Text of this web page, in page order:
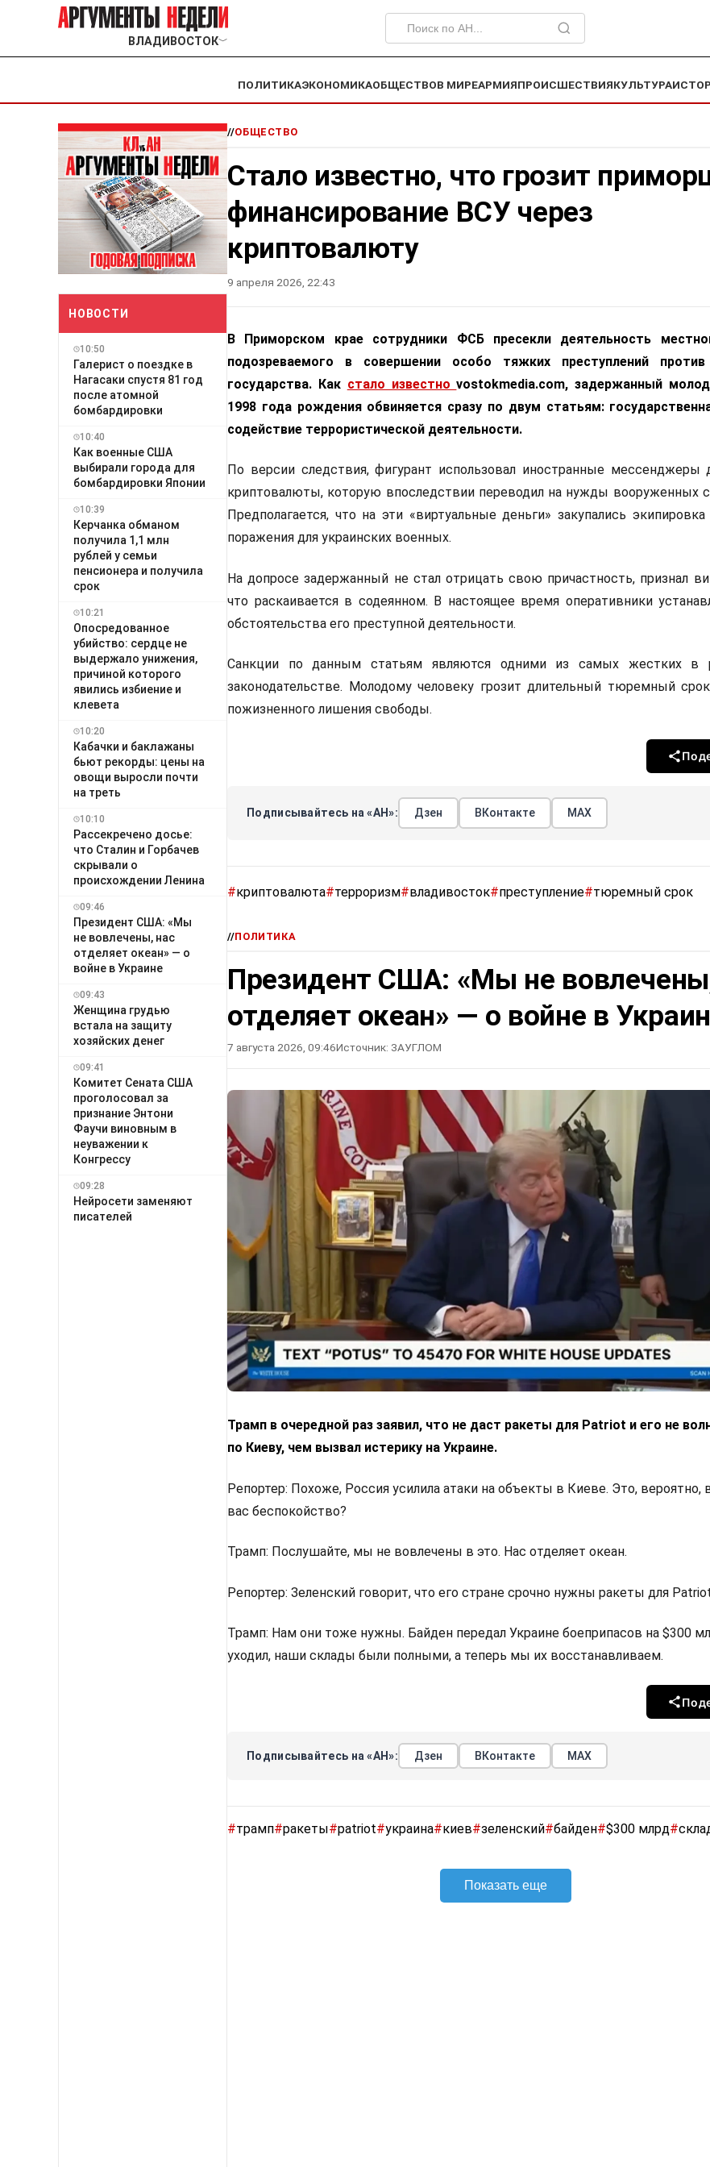
ВЛАДИВОСТОК﹀
ПОЛИТИКАЭКОНОМИКАОБЩЕСТВОВ МИРЕАРМИЯПРОИСШЕСТВИЯКУЛЬТУРА
НОВОСТИ
10:50
Галерист о поездке в
Нагасаки спустя 81 год
после атомной
бомбардировки
10:40
Как военные США
выбирали города для
бомбардировки Японии
10:39
Керчанка обманом
получила 1,1 млн
рублей у семьи
пенсионера и получила
срок
10:21
Опосредованное
убийство: сердце не
выдержало унижения,
причиной которого
явились избиение и
клевета
10:20
Кабачки и баклажаны
бьют рекорды: цены на
овощи выросли почти
на треть
10:10
Рассекречено досье:
что Сталин и Горбачев
скрывали о
происхождении Ленина
09:46
Президент США: «Мы
не вовлечены, нас
отделяет океан» — о
войне в Украине
09:43
Женщина грудью
встала на защиту
хозяйских денег
09:41
Комитет Сената США
проголосовал за
признание Энтони
Фаучи виновным в
неуважении к
Конгрессу
09:28
Нейросети заменяют
писателей
//ОБЩЕСТВО
Стало известно, что грозит
финансирование ВСУ через
криптовалюту
9 апреля 2026, 22:43
В Приморском крае сотрудники ФСБ пресекли деятельность
подозреваемого в совершении особо тяжких преступлений против
государства. Как стало известноvostokmedia.com, задержанный
1998 года рождения обвиняется сразу по двум статьям:
содействие террористической деятельности.
По версии следствия, фигурант использовал иностранные мессенджеры
криптовалюты, которую впоследствии переводил на нужды вооруженных
Предполагается, что на эти «виртуальные деньги» закупались
поражения для украинских военных.
На допросе задержанный не стал отрицать свою причастность, признал
что раскаивается в содеянном. В настоящее время оперативники
обстоятельства его преступной деятельности.
Санкции по данным статьям являются одними из самых жестких в
законодательстве. Молодому человеку грозит длительный тюремный
пожизненного лишения свободы.
Подписывайтесь на «АН»: Дзен ВКонтакте МАХ
#криптовалюта#терроризм#владивосток#преступление#тюремный срок
//ПОЛИТИКА
Президент США: «Мы не
отделяет океан» — о войне в
7 августа 2026, 09:46Источник: ЗАУГЛОМ
Трамп в очередной раз заявил, что не даст ракеты для Patriot и его не
по Киеву, чем вызвал истерику на Украине.
Репортер: Похоже, Россия усилила атаки на объекты в Киеве. Это, вероятно,
вас беспокойство?
Трамп: Послушайте, мы не вовлечены в это. Нас отделяет океан.
Репортер: Зеленский говорит, что его стране срочно нужны ракеты для
Трамп: Нам они тоже нужны. Байден передал Украине боеприпасов на $300
уходил, наши склады были полными, а теперь мы их восстанавливаем.
Подписывайтесь на «АН»: Дзен ВКонтакте МАХ
#трамп#ракеты#patriot#украина#киев#зеленский#байден#$300 млрд#
Показать еще